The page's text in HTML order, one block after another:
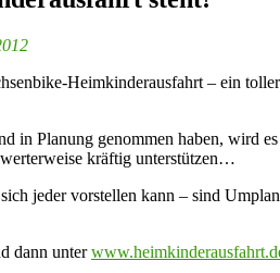
Heimkinderausfahrt – ein
in Planung genommen haben, wird
kräftig unterstützen…
jeder vorstellen kann – sind
dann unter